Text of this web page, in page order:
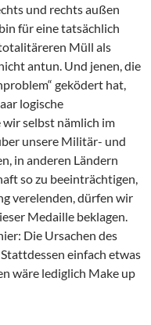
und rechts außen
für eine tatsächlich
Müll als
antun. Und jenen, die
geködert hat,
logische
wir selbst nämlich im
unsere Militär- und
in anderen Ländern
so zu beeinträchtigen,
verelenden, dürfen wir
Medaille beklagen.
Die Ursachen des
einfach etwas
wäre lediglich Make up